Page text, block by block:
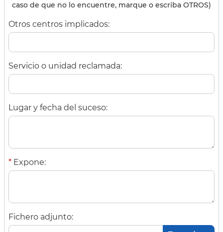
caso de que no lo encuentre, marque o escriba OTROS)
Otros centros implicados:
Servicio o unidad reclamada:
Lugar y fecha del suceso:
* Expone:
Fichero adjunto: